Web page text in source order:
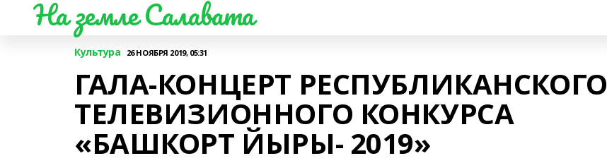
На земле Салавата
Культура 26 НОЯБРЯ 2019, 05:31
ГАЛА-КОНЦЕРТ РЕСПУБЛИКАНСКОГО
ТЕЛЕВИЗИОННОГО КОНКУРСА
«БАШКОРТ ЙЫРЫ- 2019»